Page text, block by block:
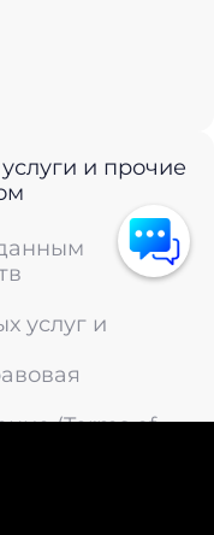
и прочие
услуг и
(Terms of